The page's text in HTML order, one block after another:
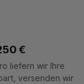
€
liefern wir Ihre
versenden wir